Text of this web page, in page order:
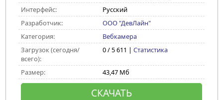
Интерфейс:
Русский
Разработчик:
ООО "ДевЛайн"
Категория:
Вебкамера
Загрузок (сегодня/
всего):
0 / 5 611 | Статистика
Размер: 43,47 Мб
СКАЧАТЬ